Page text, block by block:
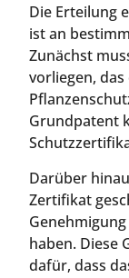
Die Erteilung
ist an
Zunächst
vorliegen,
Grundpatent
Darüber
Zertifikat
haben. Diese
dafür, dass